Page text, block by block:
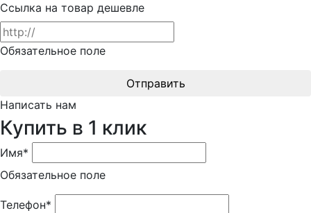
Ссылка на товар дешевле
Обязательное поле
Отправить
Написать нам
Купить в 1 клик
Имя*
Обязательное поле
Телефон*